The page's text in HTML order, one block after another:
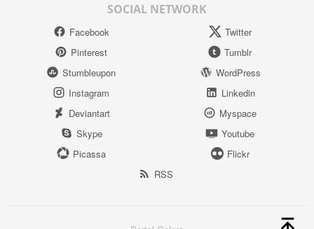
SOCIAL NETWORK
Facebook
Twitter
Pinterest
Tumblr
Stumbleupon
WordPress
Instagram
Linkedin
Deviantart
Myspace
Skype
Youtube
Picassa
Flickr
RSS